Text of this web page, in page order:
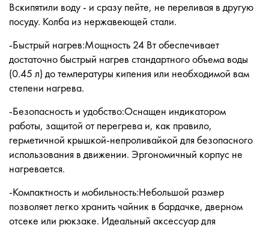
Вскипятили воду - и сразу пейте, не переливая в другую
посуду. Колба из нержавеющей стали.
-Быстрый нагрев:Мощность 24 Вт обеспечивает
достаточно быстрый нагрев стандартного объема воды
(0.45 л) до температуры кипения или необходимой вам
степени нагрева.
-Безопасность и удобство:Оснащен индикатором
работы, защитой от перегрева и, как правило,
герметичной крышкой-непроливайкой для безопасного
использования в движении. Эргономичный корпус не
нагревается.
-Компактность и мобильность:Небольшой размер
позволяет легко хранить чайник в бардачке, дверном
отсеке или рюкзаке. Идеальный аксессуар для